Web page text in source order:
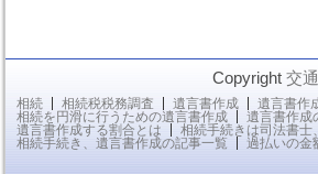
Copyright 交
相続 相続税税務調査 遺言書作成 遺言書作
相続を円滑に行うための遺言書作成
遺言書作成
遺言書作成する割合とは
相続手続きは司法書士
相続手続き、遺言書作成の記事一覧
過払いの金